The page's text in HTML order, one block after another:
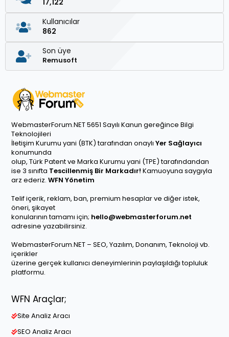
Kullanıcılar
862
Son üye
Remusoft
WebmasterForum.NET 5651 Sayılı Kanun gereğince Bilgi
Teknolojileri
İletişim Kurumu yani (BTK) tarafından onaylı Yer Sağlayıcı
konumunda
olup, Türk Patent ve Marka Kurumu yani (TPE) tarafındandan
ise 3 sınıfta Tescillenmiş Bir Markadır! Kamuoyuna saygıyla
arz ederiz. WFN Yönetim
Telif içerik, reklam, ban, premium hesaplar ve diğer istek,
öneri, şikayet
konularının tamamı için; hello@webmasterforum.net
adresine yazabilirsiniz.
WebmasterForum.NET – SEO, Yazılım, Donanım, Teknoloji vb.
içerikler
üzerine gerçek kullanıcı deneyimlerinin paylaşıldığı topluluk
platformu.
WFN Araçlar;
Site Analiz Aracı
SEO Analiz Aracı